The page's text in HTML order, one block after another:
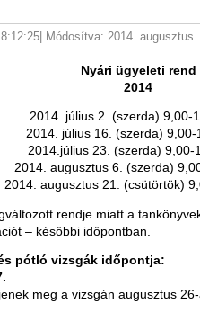
| Módosítva: 2014.
Nyári ügyeleti rend
2014
2014. július 2. (szerda) 9,00-
2014. július 16. (szerda) 9,00-
2014.július 23. (szerda) 9,00-
2014. augusztus 6. (szerda)
2014. augusztus 21. (csütörtök)
rendje miatt a
– későbbi időpontban.
pótló vizsgák időpontja:
meg a vizsgán augusztus